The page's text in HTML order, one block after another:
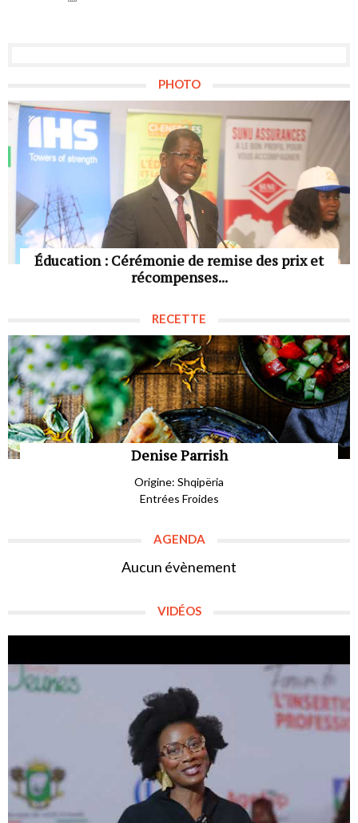
PHOTO
Éducation : Cérémonie de remise des prix et
récompenses...
RECETTE
Denise Parrish
Origine: Shqipëria
Entrées Froides
AGENDA
Aucun évènement
VIDÉOS